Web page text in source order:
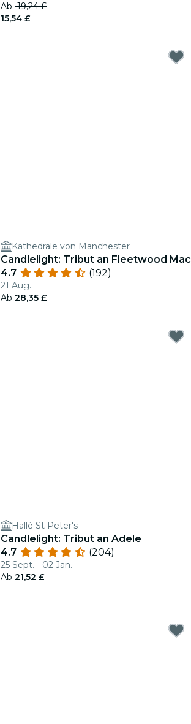
Ab 19,24 £
15,54 £
Kathedrale von Manchester
Candlelight: Tribut an Fleetwood Mac
4.7
(192)
21 Aug.
Ab 28,35 £
Hallé St Peter's
Candlelight: Tribut an Adele
4.7
(204)
25 Sept. - 02 Jan.
Ab 21,52 £